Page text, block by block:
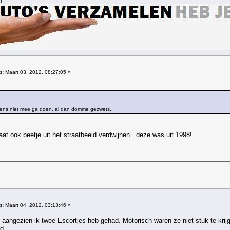
Maart 03, 2012, 08:27:05 »
niet mee ga doen, al dan domme gezwets..
ook beetje uit het straatbeeld verdwijnen...deze was uit 1998!
Maart 04, 2012, 03:13:46 »
ik twee Escortjes heb gehad. Motorisch waren ze niet stuk te